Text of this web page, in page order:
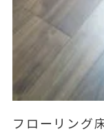
フローリング